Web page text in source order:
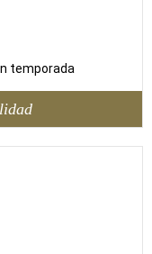
temporada